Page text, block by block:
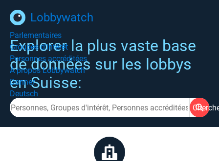
Lobbywatch
Parlementaires
Groupes d'intérêt
Personnes accréditées
À propos Lobbywatch
Donner
Deutsch
Explorer la plus vaste base
de données sur les lobbys
en Suisse: